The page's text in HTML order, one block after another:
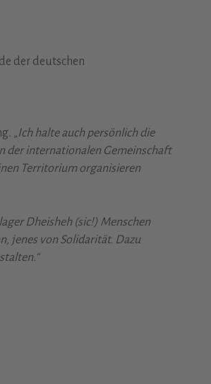
der deutschen
. „Ich halte auch persönlich die
der internationalen Gemeinschaft
Territorium organisieren
Dheisheh (sic!) Menschen
jenes von Solidarität. Dazu